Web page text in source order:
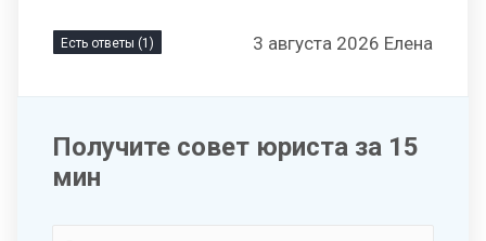
Есть ответы (1) 3 августа 2026 Елена
Получите совет юриста за 15
мин